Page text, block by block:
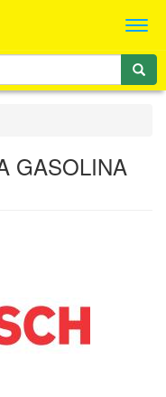
GASOLINA